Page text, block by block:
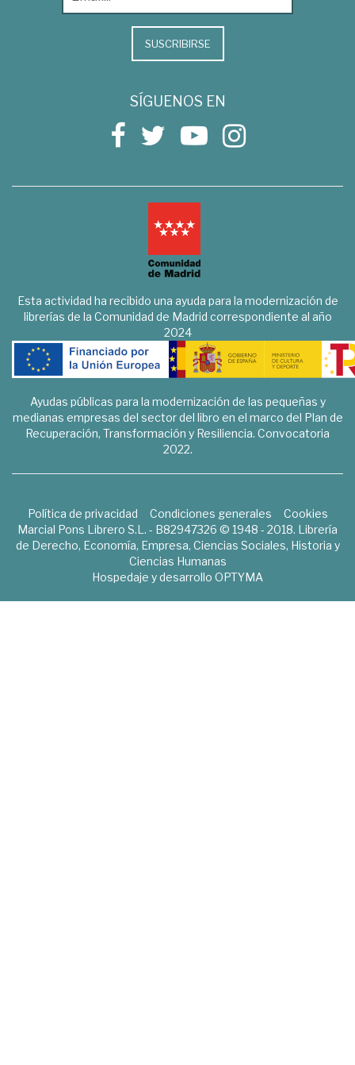
SUSCRIBIRSE
SÍGUENOS EN
Esta actividad ha recibido una ayuda para la modernización de
librerías de la Comunidad de Madrid correspondiente al año
2024
Ayudas públicas para la modernización de las pequeñas y
medianas empresas del sector del libro en el marco del Plan de
Recuperación, Transformación y Resiliencia. Convocatoria
2022.
Política de privacidad Condiciones generales
Cookies
Marcial Pons Librero S.L. - B82947326 © 1948 - 2018. Librería
de Derecho, Economía, Empresa, Ciencias Sociales, Historia y
Ciencias Humanas
Hospedaje y desarrollo OPTYMA